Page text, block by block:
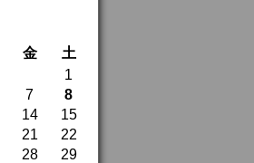
金
土
1
7
8
14
15
21
22
28 29